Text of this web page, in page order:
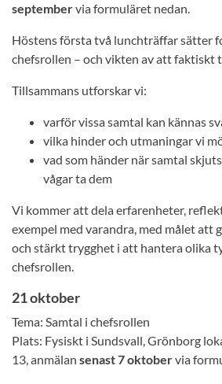
septembervia formuläret nedan.
Höstens första två lunchträffar sätter
chefsrollen – och vikten av att faktiskt
Tillsammans utforskar vi:
varför vissa samtal kan kännas
vilka hinder och utmaningar vi
vad som händer när samtal
vågar ta dem
Vi kommer att dela erfarenheter,
exempel med varandra, med målet att
och stärkt trygghet i att hantera olika
chefsrollen.
21 oktober
Tema: Samtal i chefsrollen
Plats: Fysiskt i Sundsvall, Grönborg
13, anmälan senast 7 oktobervia